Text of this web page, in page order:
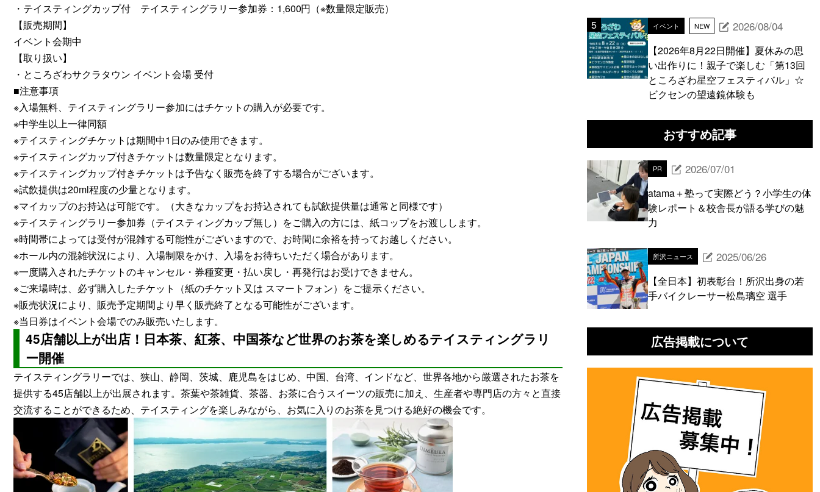
・テイスティングカップ付 テイスティングラリー参加券：1,600円（※数量限定販売）
【販売期間】
イベント会期中
【取り扱い】
・ところざわサクラタウン イベント会場 受付
■注意事項
※入場無料、テイスティングラリー参加にはチケットの購入が必要です。
※中学生以上一律同額
※テイスティングチケットは期間中1日のみ使用できます。
※テイスティングカップ付きチケットは数量限定となります。
※テイスティングカップ付きチケットは予告なく販売を終了する場合がございます。
※試飲提供は20ml程度の少量となります。
※マイカップのお持込は可能です。（大きなカップをお持込されても試飲提供量は通常と同様です）
※テイスティングラリー参加券（テイスティングカップ無し）をご購入の方には、紙コップをお渡しします。
※時間帯によっては受付が混雑する可能性がございますので、お時間に余裕を持ってお越しください。
※ホール内の混雑状況により、入場制限をかけ、入場をお待ちいただく場合があります。
※一度購入されたチケットのキャンセル・券種変更・払い戻し・再発行はお受けできません。
※ご来場時は、必ず購入したチケット（紙のチケット又は スマートフォン）をご提示ください。
※販売状況により、販売予定期間より早く販売終了となる可能性がございます。
※当日券はイベント会場でのみ販売いたします。
45店舗以上が出店！日本茶、紅茶、中国茶など世界のお茶を楽しめるテイスティングラリ
ー開催
テイスティングラリーでは、狭山、静岡、茨城、鹿児島をはじめ、中国、台湾、インドなど、世界各地から厳選されたお茶を
提供する45店舗以上が出展されます。茶葉や茶雑貨、茶器、お茶に合うスイーツの販売に加え、生産者や専門店の方々と直接
交流することができるため、テイスティングを楽しみながら、お気に入りのお茶を見つける絶好の機会です。
イベント NEW 2026/08/04
【2026年8月22日開催】夏休みの思
い出作りに！親子で楽しむ「第13回
ところざわ星空フェスティバル」☆
ビクセンの望遠鏡体験も
おすすめ記事
PR 2026/07/01
atama＋塾って実際どう？小学生の体
験レポート＆校舎長が語る学びの魅
力
所沢ニュース 2025/06/26
【全日本】初表彰台！所沢出身の若
手バイクレーサー松島璃空 選手
広告掲載について